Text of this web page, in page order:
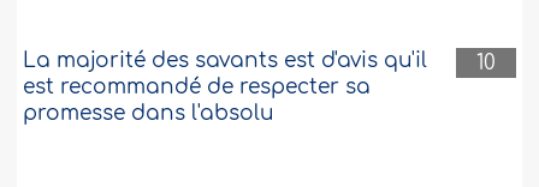
10
La majorité des savants est d'avis qu'il
est recommandé de respecter sa
promesse dans l'absolu